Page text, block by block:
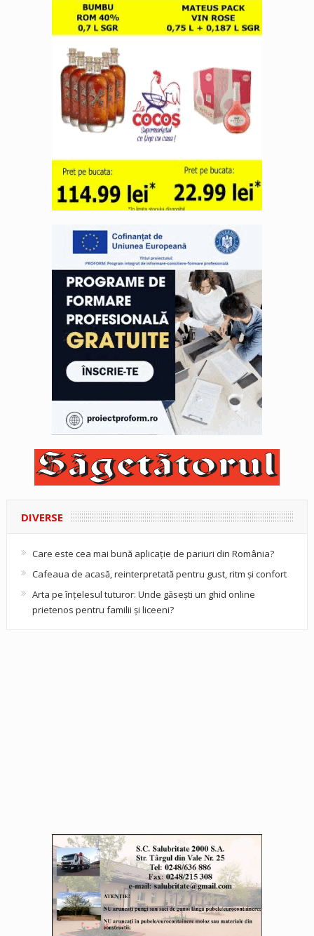
DIVERSE
Care este cea mai bună aplicație de pariuri din România?
Cafeaua de acasă, reinterpretată pentru gust, ritm și confort
Arta pe înțelesul tuturor: Unde găsești un ghid online
prietenos pentru familii și liceeni?